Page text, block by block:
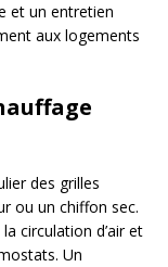
et un entretien
aux logements
des grilles
ou un chiffon sec.
circulation d’air et
Un